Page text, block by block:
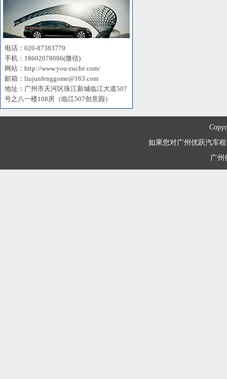
电话：020-87383779
手机：18602078086(微信)
网站：http://www.you-zuche.com/
邮箱：liujunfenggome@163.com
地址：广州市天河区珠江新城临江大道507
号之八一楼108房（临江507创意园）
如果您对广州优跃汽车
广州